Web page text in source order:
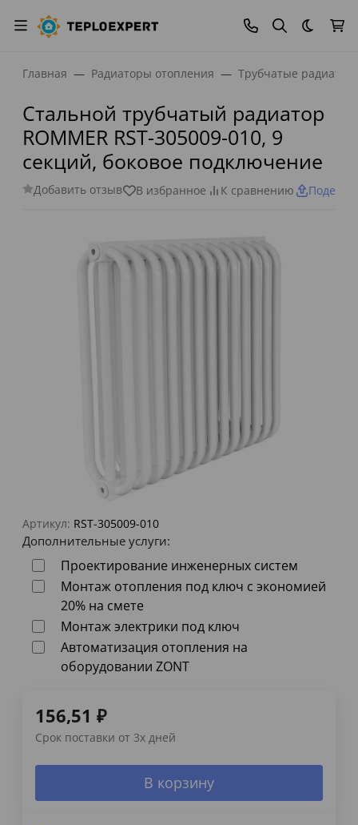
Темная
Главная Радиаторы отопления Трубчатые
Стальной трубчатый радиатор
ROMMER RST-305009-010, 9
секций, боковое подключение
Добавить отзыв В избранное К сравнению
Артикул: RST-305009-010
Дополнительные услуги:
Проектирование инженерных систем
Монтаж отопления под ключ с экономией
20% на смете
Монтаж электрики под ключ
Автоматизация отопления на
оборудовании ZONT
156,51 ₽
Срок поставки от 3х дней
В корзину